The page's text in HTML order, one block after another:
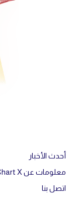
أحدث الأخبار
معلومات عن Smart Chart X
اتصل بنا